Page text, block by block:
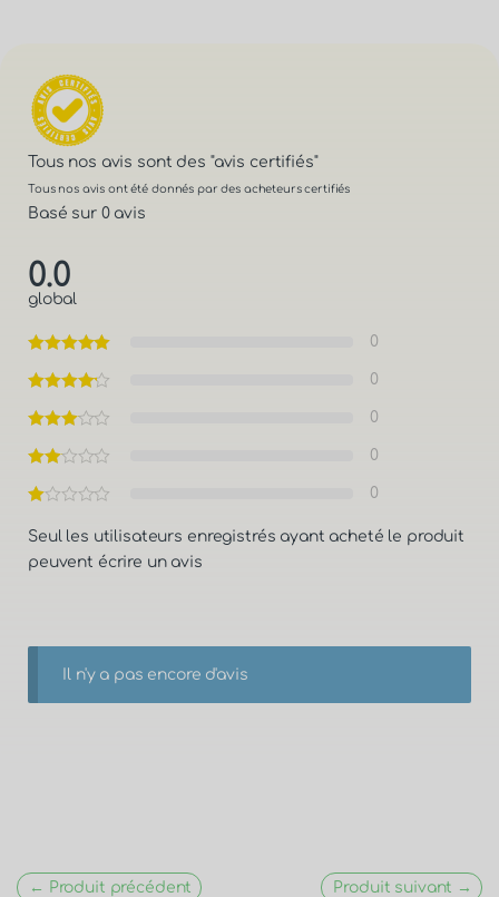
Tous nos avis sont des "avis certifiés"
Tous nos avis ont été donnés par des acheteurs certifiés
Basé sur 0 avis
0.0
global
0
0
0
0
0
Seul les utilisateurs enregistrés ayant acheté le produit
peuvent écrire un avis
Il n'y a pas encore d'avis
← Produit précédent Produit suivant →